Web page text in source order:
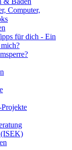
Computer,
für dich - Ein
(ISEK)